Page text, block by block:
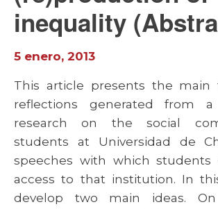
inequality
5 enero, 2013
This article presents the main
reflections generated from a
research on the social
students at Universidad de
speeches with which students
access to that institution. In
develop two main ideas.